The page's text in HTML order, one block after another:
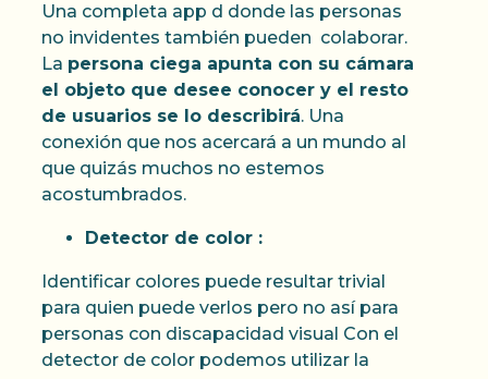
Una completa app d donde las personas
no invidentes también pueden colaborar.
La persona ciega apunta con su cámara
el objeto que desee conocer y el resto
de usuarios se lo describirá. Una
conexión que nos acercará a un mundo al
que quizás muchos no estemos
acostumbrados.
Detector de color :
Identificar colores puede resultar trivial
para quien puede verlos pero no así para
personas con discapacidad visual Con el
detector de color podemos utilizar la